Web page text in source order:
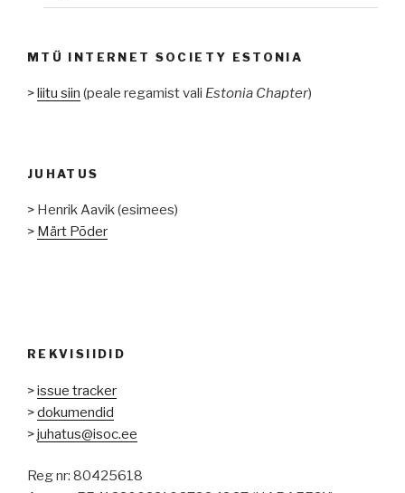
MTÜ INTERNET SOCIETY ESTONIA
> liitu siin (peale regamist vali Estonia Chapter)
JUHATUS
> Henrik Aavik (esimees)
> Märt Põder
REKVISIIDID
>issue tracker
>dokumendid
>juhatus@isoc.ee
Reg nr: 80425618